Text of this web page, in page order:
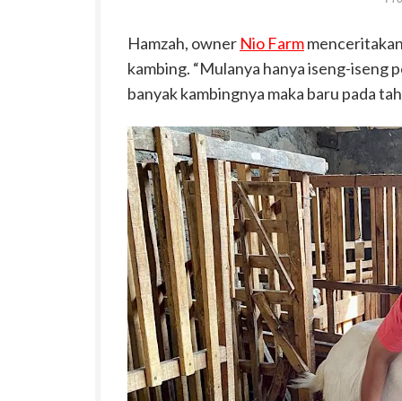
Hamzah, owner Nio Farm
kambing. “Mulanya hanya iseng-iseng
banyak kambingnya maka baru pada